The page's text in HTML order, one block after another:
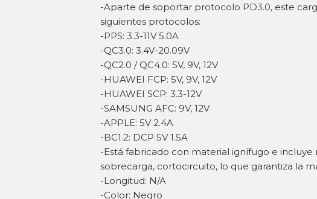
-Aparte de soportar protocolo PD3.0, este
siguientes protocolos:
-PPS: 3.3-11V 5.0A
-QC3.0: 3.4V-20.09V
-QC2.0 / QC4.0: 5V, 9V, 12V
-HUAWEI FCP: 5V, 9V, 12V
-HUAWEI SCP: 3.3-12V
-SAMSUNG AFC: 9V, 12V
-APPLE: 5V 2.4A
-BC1.2: DCP 5V 1.5A
-Está fabricado con material ignífugo e
sobrecarga, cortocircuito, lo que garantiza la
-Longitud: N/A
-Color: Negro